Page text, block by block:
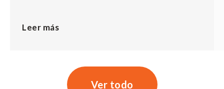
Leer más
Ver todo